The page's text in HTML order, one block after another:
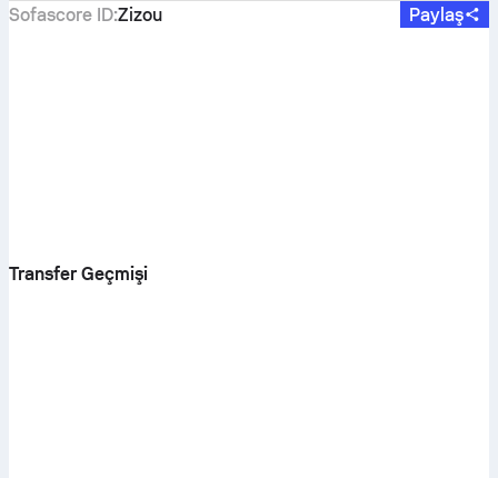
Sofascore ID:Zizou Paylaş
Transfer Geçmişi